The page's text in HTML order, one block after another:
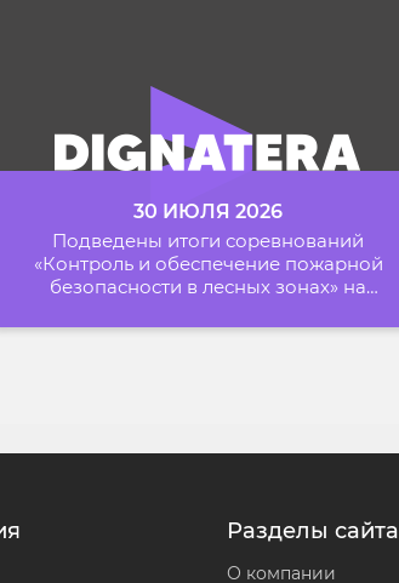
30 ИЮЛЯ 2026
Подведены итоги соревнований
«Контроль и обеспечение пожарной
безопасности в лесных зонах» на
Разделы сайта
О компании